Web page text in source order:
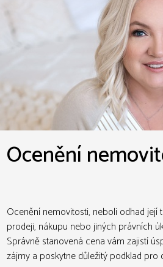
Ocenění
Ocenění nemovitosti, neboli odhad
prodeji, nákupu nebo jiných právních
Správně stanovená cena vám zajistí
zájmy a poskytne důležitý podklad pro